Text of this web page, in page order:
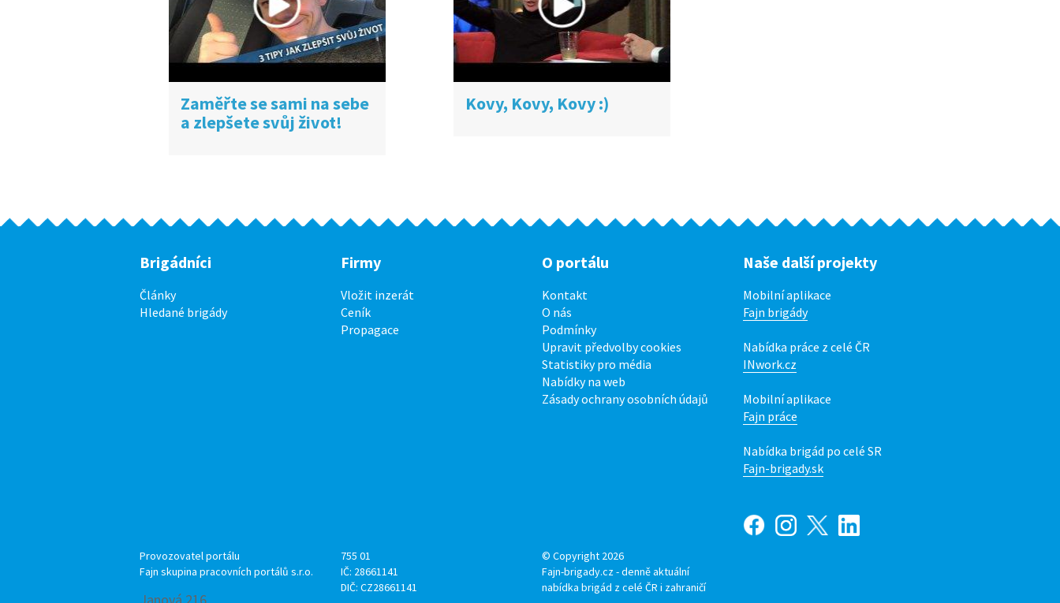
Zaměřte se sami na sebe
a zlepšete svůj život!
Kovy, Kovy, Kovy :)
Brigádníci
Články
Hledané brigády
Firmy
Vložit inzerát
Ceník
Propagace
O portálu
Kontakt
O nás
Podmínky
Upravit předvolby cookies
Statistiky pro média
Nabídky na web
Zásady ochrany osobních údajů
Naše další projekty
Mobilní aplikace
Fajn brigády
Nabídka práce z celé ČR
INwork.cz
Mobilní aplikace
Fajn práce
Nabídka brigád po celé SR
Fajn-brigady.sk
Provozovatel portálu
Fajn skupina pracovních portálů s.r.o.
755 01
IČ: 28661141
DIČ: CZ28661141
© Copyright 2026
Fajn-brigady.cz - denně aktuální
nabídka brigád z celé ČR i zahraničí